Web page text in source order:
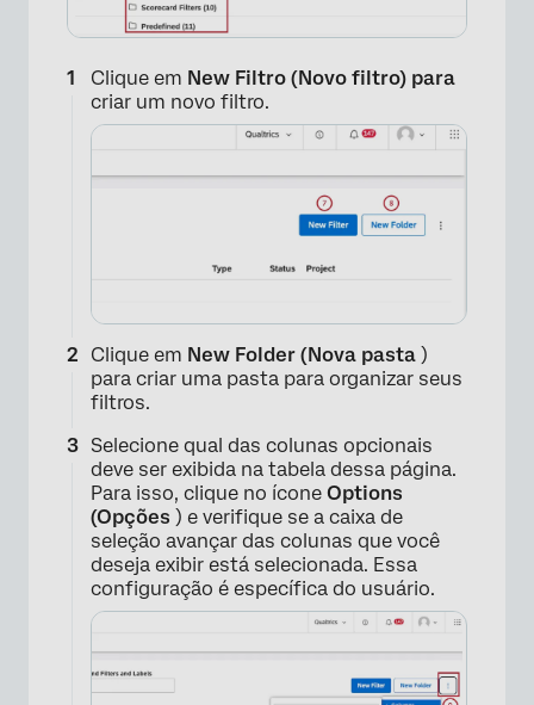
×
Clique em New Filtro (Novo filtro) para
criar um novo filtro.
Clique em New Folder (Nova pasta )
para criar uma pasta para organizar seus
filtros.
Selecione qual das colunas opcionais
deve ser exibida na tabela dessa página.
Para isso, clique no ícone Options
(Opções ) e verifique se a caixa de
seleção avançar das colunas que você
deseja exibir está selecionada. Essa
configuração é específica do usuário.